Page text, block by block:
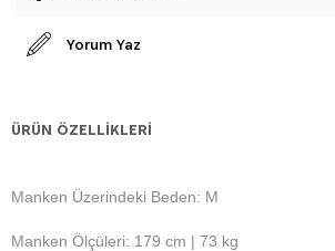
Yorum Yaz
ÜRÜN ÖZELLIKLERI
Manken Üzerindeki Beden: M
Manken Ölçüleri: 179 cm | 73 kg